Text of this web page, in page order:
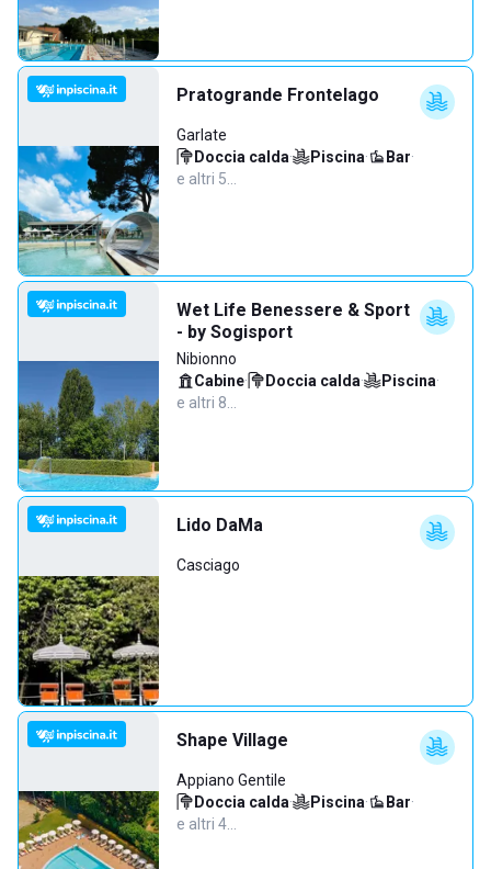
Pratogrande Frontelago
Garlate
Doccia calda· Piscina· Bar·
e altri 5…
Wet Life Benessere & Sport
- by Sogisport
Nibionno
Cabine· Doccia calda· Piscina·
e altri 8…
Lido DaMa
Casciago
Shape Village
Appiano Gentile
Doccia calda· Piscina· Bar·
e altri 4…